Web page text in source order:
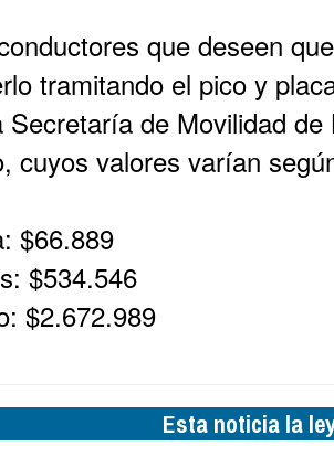
que deseen
tramitando el pico y
Secretaría de Movilidad
cuyos valores varían
$66.889
$534.546
$2.672.989
Esta noticia la